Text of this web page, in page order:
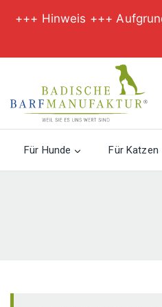
+++ Hinweis +++
Für Hunde Für Katzen